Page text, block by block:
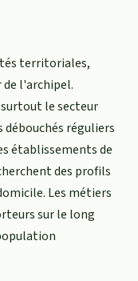
territoriales,
l'archipel.
le secteur
réguliers
établissements de
des profils
Les métiers
sur le long